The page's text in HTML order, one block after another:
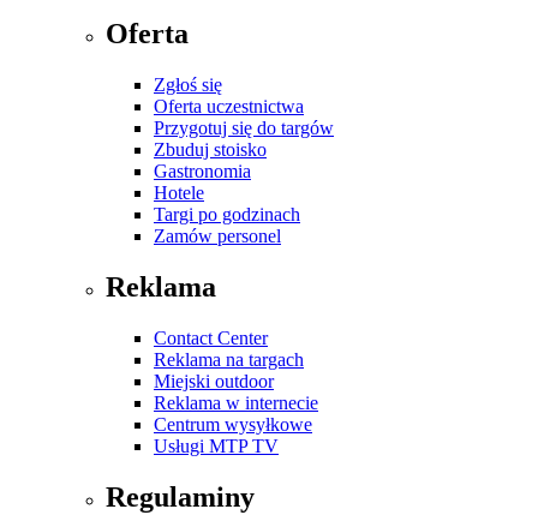
Oferta
Zgłoś się
Oferta uczestnictwa
Przygotuj się do targów
Zbuduj stoisko
Gastronomia
Hotele
Targi po godzinach
Zamów personel
Reklama
Contact Center
Reklama na targach
Miejski outdoor
Reklama w internecie
Centrum wysyłkowe
Usługi MTP TV
Regulaminy